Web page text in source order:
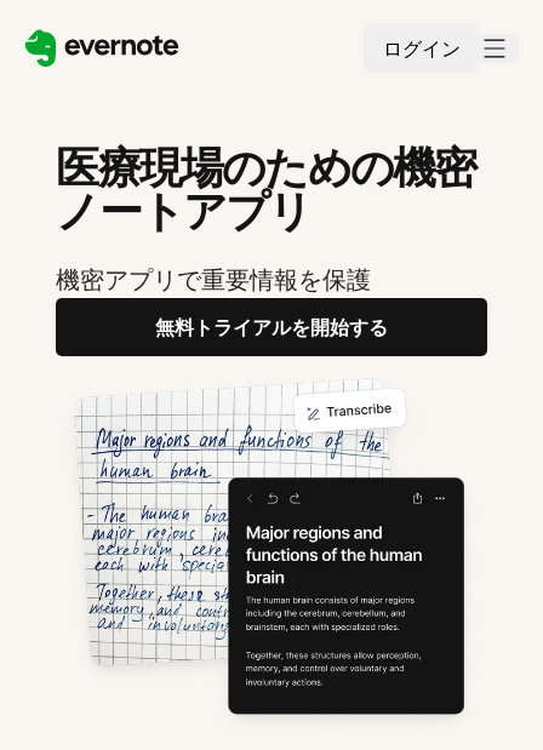
ログイン
医療現場のための機密
ノートアプリ
機密アプリで重要情報を保護
無料トライアルを開始する